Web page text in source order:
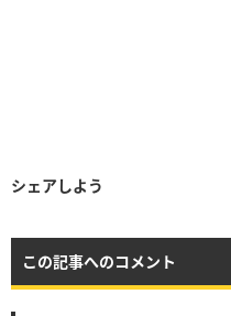
シェアしよう
この記事へのコメント